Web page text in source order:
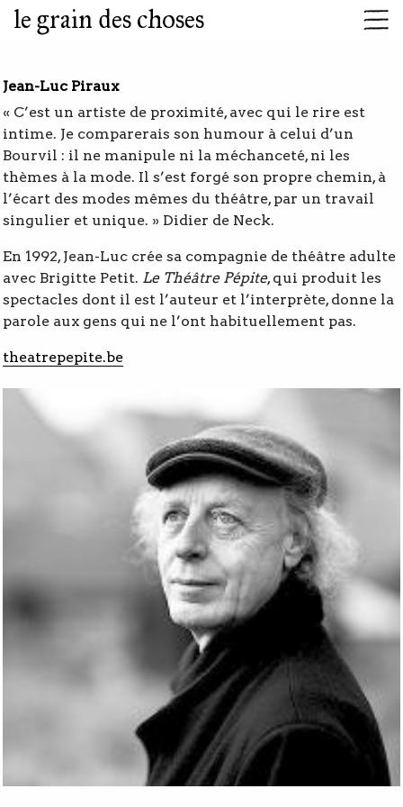
le grain des choses
Jean-Luc Piraux
« C’est un artiste de proximité, avec qui le rire est
intime. Je comparerais son humour à celui d’un
Bourvil : il ne manipule ni la méchanceté, ni les
thèmes à la mode. Il s’est forgé son propre chemin, à
l’écart des modes mêmes du théâtre, par un travail
singulier et unique. » Didier de Neck.
En 1992, Jean-Luc crée sa compagnie de théâtre adulte
avec Brigitte Petit. Le Théâtre Pépite, qui produit les
spectacles dont il est l’auteur et l’interprète, donne la
parole aux gens qui ne l’ont habituellement pas.
theatrepepite.be